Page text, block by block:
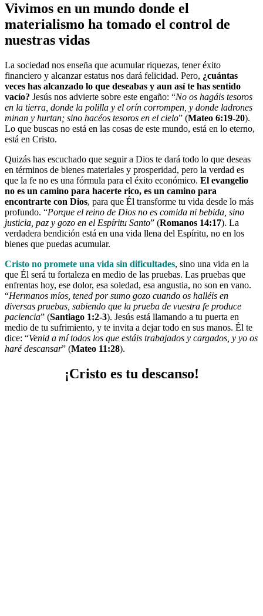
Vivimos en un mundo donde el
materialismo ha tomado el control de
nuestras vidas
La sociedad nos enseña que acumular riquezas, tener éxito
financiero y alcanzar estatus nos dará felicidad. Pero, ¿cuántas
veces has alcanzado lo que deseabas y aun así te has sentido
vacío? Jesús nos advierte sobre este engaño: “No os hagáis tesoros
en la tierra, donde la polilla y el orín corrompen, y donde ladrones
minan y hurtan; sino hacéos tesoros en el cielo” (Mateo 6:19-20).
Lo que buscas no está en las cosas de este mundo, está en lo eterno,
está en Cristo.
Quizás has escuchado que seguir a Dios te dará todo lo que deseas
en términos de bienes materiales y prosperidad, pero la verdad es
que la fe no es una fórmula para el éxito económico. El evangelio
no es un camino para hacerte rico, es un camino para
encontrarte con Dios, para que Él transforme tu vida desde lo más
profundo. “Porque el reino de Dios no es comida ni bebida, sino
justicia, paz y gozo en el Espíritu Santo” (Romanos 14:17). La
verdadera bendición está en una vida llena del Espíritu, no en los
bienes que puedas acumular.
Cristo no promete una vida sin dificultades, sino una vida en la
que Él será tu fortaleza en medio de las pruebas. Las pruebas que
enfrentas hoy, ese dolor, esa soledad, esa angustia, no son en vano.
“Hermanos míos, tened por sumo gozo cuando os halléis en
diversas pruebas, sabiendo que la prueba de vuestra fe produce
paciencia” (Santiago 1:2-3). Jesús está llamando a tu puerta en
medio de tu sufrimiento, y te invita a dejar todo en sus manos. Él te
dice: “Venid a mí todos los que estáis trabajados y cargados, y yo os
haré descansar” (Mateo 11:28).
¡Cristo es tu descanso!